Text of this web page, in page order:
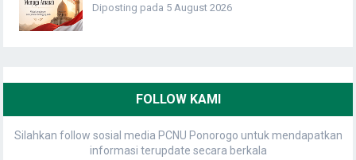
Diposting pada 5 August 2026
FOLLOW KAMI
Silahkan follow sosial media PCNU Ponorogo untuk mendapatkan
informasi terupdate secara berkala